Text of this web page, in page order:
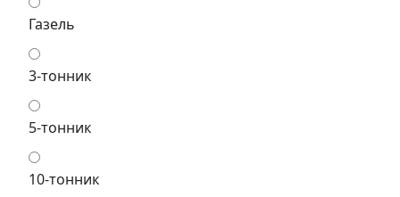
Газель
3-тонник
5-тонник
10-тонник